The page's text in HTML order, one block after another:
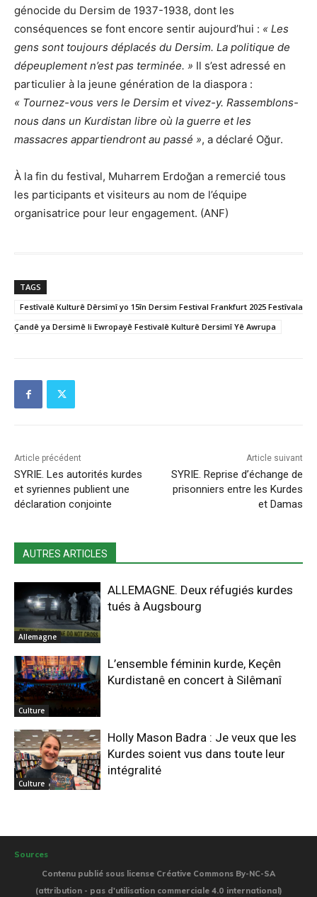
génocide du Dersim de 1937-1938, dont les
conséquences se font encore sentir aujourd’hui : « Les
gens sont toujours déplacés du Dersim. La politique de
dépeuplement n’est pas terminée. » Il s’est adressé en
particulier à la jeune génération de la diaspora :
« Tournez-vous vers le Dersim et vivez-y. Rassemblons-
nous dans un Kurdistan libre où la guerre et les
massacres appartiendront au passé », a déclaré Oğur.
À la fin du festival, Muharrem Erdoğan a remercié tous
les participants et visiteurs au nom de l’équipe
organisatrice pour leur engagement. (ANF)
TAGS
Festîvalê Kulturê Dêrsimî yo 15în Dersim Festival Frankfurt 2025 Festîvala
Çandê ya Dersimê li Ewropayê Festivalê Kulturê Dersimî Yê Awrupa
Article précédent
SYRIE. Les autorités kurdes
et syriennes publient une
déclaration conjointe
Article suivant
SYRIE. Reprise d’échange de
prisonniers entre les Kurdes
et Damas
AUTRES ARTICLES
Allemagne
ALLEMAGNE. Deux réfugiés kurdes
tués à Augsbourg
Culture
L’ensemble féminin kurde, Keçên
Kurdistanê en concert à Silêmanî
Culture
Holly Mason Badra : Je veux que les
Kurdes soient vus dans toute leur
intégralité
Sources
Contenu publié sous license Créative Commons By-NC-SA
(attribution - pas d'utilisation commerciale 4.0 international)